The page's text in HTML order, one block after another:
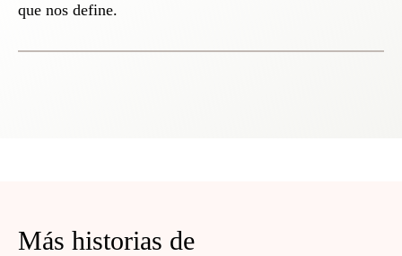
que nos define.
Más historias de